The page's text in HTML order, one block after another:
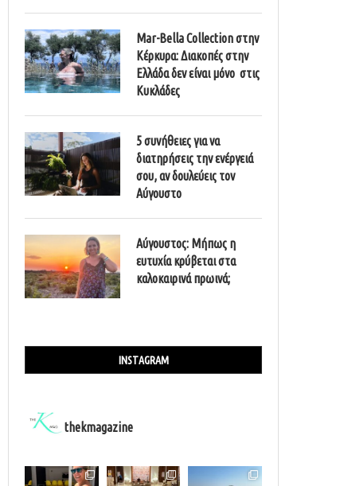
Mar-Bella Collection στην
Κέρκυρα: Διακοπές στην
Ελλάδα δεν είναι μόνο στις
Κυκλάδες
5 συνήθειες για να
διατηρήσεις την ενέργειά
σου, αν δουλεύεις τον
Αύγουστο
Αύγουστος: Μήπως η
ευτυχία κρύβεται στα
καλοκαιρινά πρωινά;
INSTAGRAM
thekmagazine